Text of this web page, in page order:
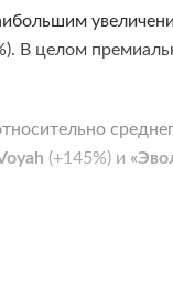
В целом
(+145%) и